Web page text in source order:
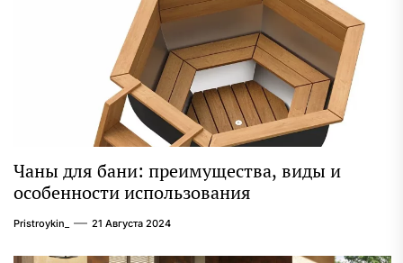
Чаны для бани: преимущества, виды и
особенности использования
Pristroykin_ 21 Августа 2024